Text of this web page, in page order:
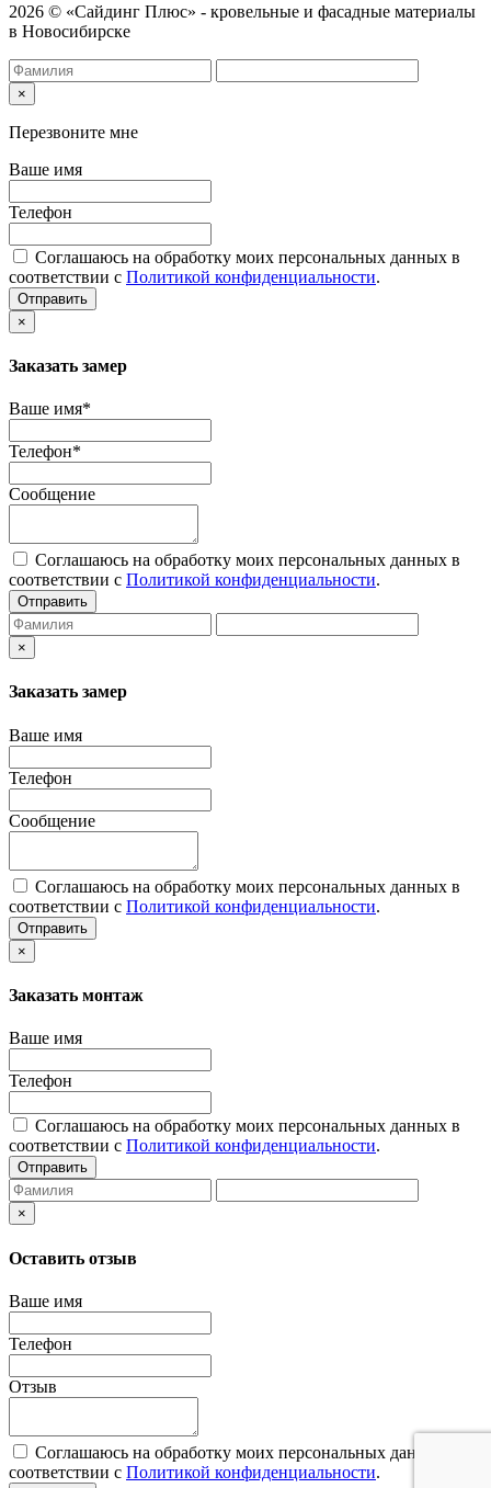
2026 © «Сайдинг Плюс» - кровельные и фасадные материалы
в Новосибирске
×
Перезвоните мне
Ваше имя
Телефон
Соглашаюсь на обработку моих персональных данных в
соответствии с Политикой конфиденциальности.
Отправить
×
Заказать замер
Ваше имя*
Телефон*
Сообщение
Соглашаюсь на обработку моих персональных данных в
соответствии с Политикой конфиденциальности.
Отправить
×
Заказать замер
Ваше имя
Телефон
Сообщение
Соглашаюсь на обработку моих персональных данных в
соответствии с Политикой конфиденциальности.
Отправить
×
Заказать монтаж
Ваше имя
Телефон
Соглашаюсь на обработку моих персональных данных в
соответствии с Политикой конфиденциальности.
Отправить
×
Оставить отзыв
Ваше имя
Телефон
Отзыв
Соглашаюсь на обработку моих персональных данных в
соответствии с Политикой конфиденциальности.